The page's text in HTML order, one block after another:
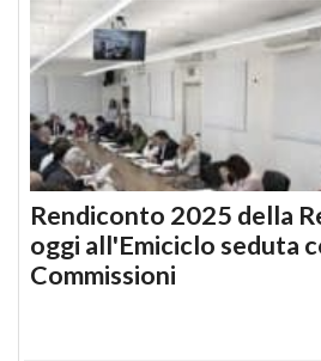
Rendiconto 2025 della
oggi all'Emiciclo seduta
Commissioni